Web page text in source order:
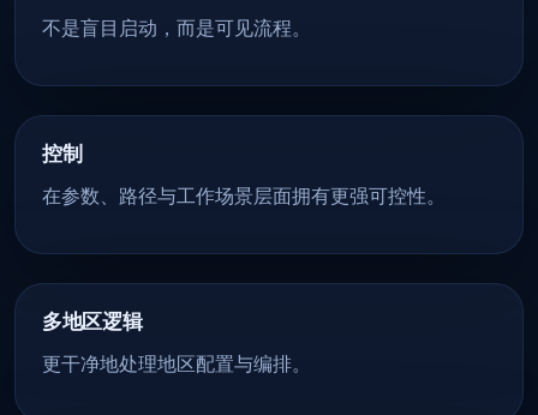
不是盲目启动，而是可见流程。
控制
在参数、路径与工作场景层面拥有更强可控性。
多地区逻辑
更干净地处理地区配置与编排。